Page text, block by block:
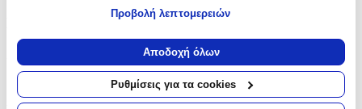
Να συλλέξουμε πληροφορίες σχετικά με τη γεωγραφική
σας τοποθεσία, οι οποίες μπορεί να είναι ακριβείς σε
απόσταση μερικών μέτρων
Να αναγνωρίσουμε τη συσκευή σας σαρώνοντας ενεργά
Προβολή λεπτομερειών
Αποδοχή όλων
Ρυθμίσεις για τα cookies
Βασικά Χαρακτηριστικά